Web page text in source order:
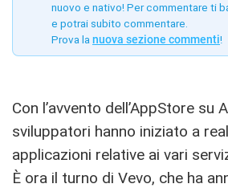
nuovo e nativo! Per commentare ti
e potrai subito commentare.
Prova la nuova sezione commenti!
Con l’avvento dell’AppStore su
sviluppatori hanno iniziato a
applicazioni relative ai vari
È ora il turno di Vevo, che ha